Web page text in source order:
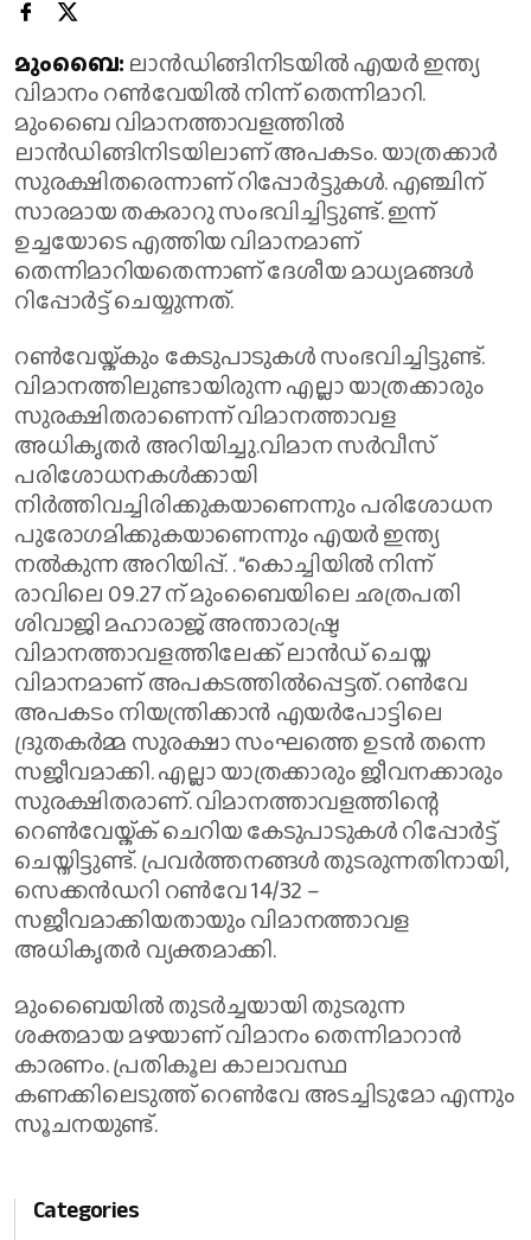
മുംബൈ: ലാൻഡിങ്ങിനിടയിൽ എയർ ഇന്ത്യ
വിമാനം റൺവേയിൽ നിന്ന് തെന്നിമാറി.
മുംബൈ വിമാനത്താവളത്തിൽ
ലാൻഡിങ്ങിനിടയിലാണ് അപകടം. യാത്രക്കാർ
സുരക്ഷിതരെന്നാണ് റിപ്പോർട്ടുകൾ. എ‍ഞ്ചിന്
സാരമായ തകരാറു സംഭവിച്ചിട്ടുണ്ട്. ഇന്ന്
ഉച്ചയോടെ എത്തിയ വിമാനമാണ്
തെന്നിമാറിയതെന്നാണ് ദേശീയ മാധ്യമങ്ങൾ
റിപ്പോർട്ട് ചെയ്യുന്നത്.
റൺവേയ്ക്കും കേടുപാടുകൾ സംഭവിച്ചിട്ടുണ്ട്.
വിമാനത്തിലുണ്ടായിരുന്ന എല്ലാ യാത്രക്കാരും
സുരക്ഷിതരാണെന്ന് വിമാനത്താവള
അധികൃതർ അറിയിച്ചു.വിമാന സർവീസ്
പരിശോധനകൾക്കായി
നിർത്തിവച്ചിരിക്കുകയാണെന്നും പരിശോധന
പുരോഗമിക്കുകയാണെന്നും എയർ ഇന്ത്യ
നൽകുന്ന അറിയിപ്പ്. . “കൊച്ചിയിൽ നിന്ന്
രാവിലെ 09.27 ന് മുംബൈയിലെ ഛത്രപതി
ശിവാജി മഹാരാജ് അന്താരാഷ്ട്ര
വിമാനത്താവളത്തിലേക്ക് ലാൻഡ് ചെയ്ത
വിമാനമാണ് അപകടത്തിൽപ്പെട്ടത്. റൺവേ
അപകടം നിയന്ത്രിക്കാൻ എയർപോട്ടിലെ
ദ്രുതകർമ്മ സുരക്ഷാ സംഘത്തെ ഉടൻ തന്നെ
സജീവമാക്കി. എല്ലാ യാത്രക്കാരും ജീവനക്കാരും
സുരക്ഷിതരാണ്. വിമാനത്താവളത്തിന്റെ
റെൺവേയ്ക്ക് ചെറിയ കേടുപാടുകൾ റിപ്പോർട്ട്
ചെയ്തിട്ടുണ്ട്. പ്രവർത്തനങ്ങൾ തുടരുന്നതിനായി,
സെക്കൻഡറി റൺവേ 14/32 –
സജീവമാക്കിയതായും വിമാനത്താവള
അധികൃതർ വ്യക്തമാക്കി.
മുംബൈയിൽ തുടർച്ചയായി തുടരുന്ന
ശക്തമായ മഴയാണ് വിമാനം തെന്നിമാറാൻ
കാരണം. പ്രതികൂല കാലാവസ്ഥ
കണക്കിലെടുത്ത് റെൺവേ അടച്ചിടുമോ എന്നും
സൂചനയുണ്ട്.
Categories